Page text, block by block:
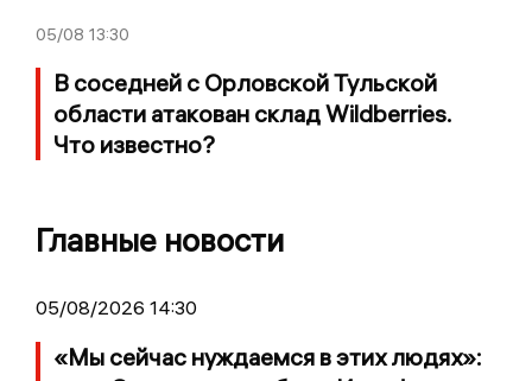
05/08 13:30
В соседней с Орловской Тульской
области атакован склад Wildberries.
Что известно?
Главные новости
05/08/2026 14:30
«Мы сейчас нуждаемся в этих людях»: